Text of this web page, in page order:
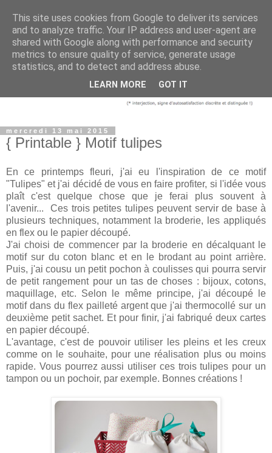
mercredi 13 mai 2015
{ Printable } Motif tulipes
En ce printemps fleuri, j'ai eu l'inspiration de ce motif
"Tulipes" et j'ai décidé de vous en faire profiter, si l'idée vous
plaît c'est quelque chose que je ferai plus souvent à
l'avenir... Ces trois petites tulipes peuvent servir de base à
plusieurs techniques, notamment la broderie, les appliqués
en flex ou le papier découpé.
J'ai choisi de commencer par la broderie en décalquant le
motif sur du coton blanc et en le brodant au point arrière.
Puis, j'ai cousu un petit pochon à coulisses qui pourra servir
de petit rangement pour un tas de choses : bijoux, cotons,
maquillage, etc. Selon le même principe, j'ai découpé le
motif dans du flex pailleté argent que j'ai thermocollé sur un
deuxième petit sachet. Et pour finir, j'ai fabriqué deux cartes
en papier découpé.
L'avantage, c'est de pouvoir utiliser les pleins et les creux
comme on le souhaite, pour une réalisation plus ou moins
rapide. Vous pourrez aussi utiliser ces trois tulipes pour un
tampon ou un pochoir, par exemple. Bonnes créations !
This site uses cookies from Google to deliver its services
and to analyze traffic. Your IP address and user-agent are
shared with Google along with performance and security
metrics to ensure quality of service, generate usage
statistics, and to detect and address abuse.
LEARN MORE GOT IT